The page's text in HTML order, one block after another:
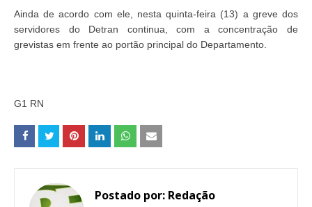
Ainda de acordo com ele, nesta quinta-feira (13) a greve dos
servidores do Detran continua, com a concentração de
grevistas em frente ao portão principal do Departamento.
G1 RN
Postado por: Redação